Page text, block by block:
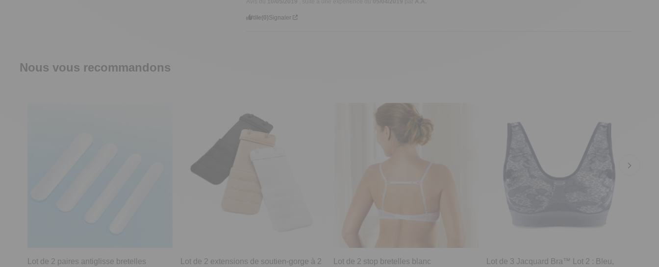
Utile(0)Signaler
Nous vous recommandons
Lot de 2 paires antiglisse bretelles
Lot de 2 extensions de soutien-gorge à 2
Lot de 2 stop bretelles blanc
Lot de 3 Jacquard Bra™ Lot 2 : Bleu,